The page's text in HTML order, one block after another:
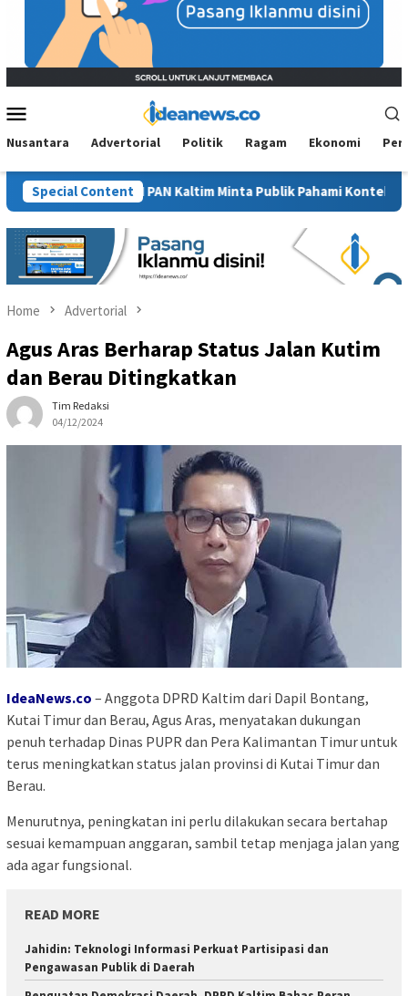
Menu
Nusantara Advertorial Politik Ragam Ekonomi
Special Content
BM PAN Kaltim Minta Publik Pahami Konteks Pidato
Home Advertorial
Agus Aras Berharap Status Jalan Kutim
dan Berau Ditingkatkan
Tim Redaksi
04/12/2024
IdeaNews.co – Anggota DPRD Kaltim dari Dapil Bontang,
Kutai Timur dan Berau, Agus Aras, menyatakan dukungan
penuh terhadap Dinas PUPR dan Pera Kalimantan Timur untuk
terus meningkatkan status jalan provinsi di Kutai Timur dan
Berau.
Menurutnya, peningkatan ini perlu dilakukan secara bertahap
sesuai kemampuan anggaran, sambil tetap menjaga jalan yang
ada agar fungsional.
READ MORE
Jahidin: Teknologi Informasi Perkuat Partisipasi dan
Pengawasan Publik di Daerah